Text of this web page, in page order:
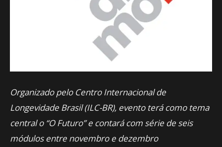
Organizado pelo Centro Internacional de
Longevidade Brasil (ILC-BR), evento terá como tema
central o “O Futuro” e contará com série de seis
módulos entre novembro e dezembro